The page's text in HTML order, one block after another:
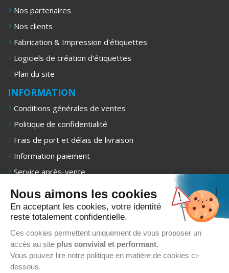
Nos partenaires
Nos clients
Fabrication & Impression d'étiquettes
Logiciels de création d'étiquettes
Plan du site
INFORMATION
Conditions générales de ventes
Politique de confidentialité
Frais de port et délais de livraison
Information paiement
Service après-vente
Mentions légales
NEWSLETTER
Recevez 1 fois/mois nos offres exclusives, promotions et
conseils d’achat.
5€ offerts sur votre premier achat.
Nous aimons les cookies
En acceptant les cookies, votre identité
reste totalement confidentielle.
Ces cookies permettent uniquement de vous proposer un
accès au site plus convivial et performant.
Vous pouvez lire notre politique en matière de cookies ci-
dessous.